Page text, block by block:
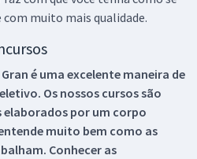
muito mais qualidade.
é uma excelente maneira de
Os nossos cursos são
por um corpo
muito bem como as
Conhecer as